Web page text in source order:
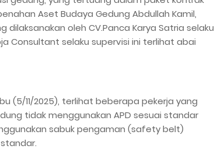
Aset Budaya Gedung Abdullah Kamil,
dilaksanakan oleh CV.Panca Karya Satria selaku
Consultant selaku supervisi ini terlihat abai
(5/11/2025), terlihat beberapa pekerja yang
tidak menggunakan APD sesuai standar
sabuk pengaman (safety belt)